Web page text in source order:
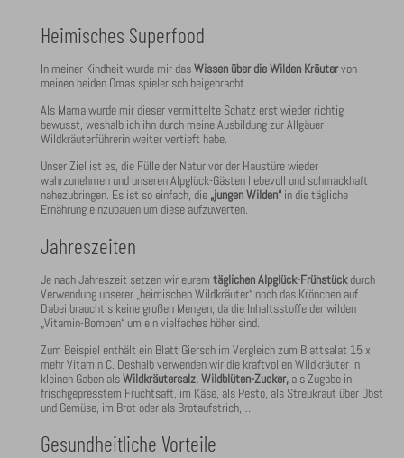
Heimisches Superfood
In meiner Kindheit wurde mir dasWissen über die Wilden Kräutervon
meinen beiden Omas spielerisch beigebracht.
Als Mama wurde mir dieser vermittelte Schatz erst wieder richtig
bewusst, weshalb ich ihn durch meine Ausbildung zur Allgäuer
Wildkräuterführerin weiter vertieft habe.
Unser Ziel ist es, die Fülle der Natur vor der Haustüre wieder
wahrzunehmen und unseren Alpglück-Gästen liebevoll und schmackhaft
nahezubringen. Es ist so einfach, die „jungen Wilden“ in die tägliche
Ernährung einzubauen um diese aufzuwerten.
Jahreszeiten
Je nach Jahreszeit setzen wir eurem täglichen Alpglück-Frühstückdurch
Verwendung unserer „heimischen Wildkräuter“ noch das Krönchen auf.
Dabei braucht’s keine großen Mengen, da die Inhaltsstoffe der wilden
„Vitamin-Bomben“ um ein vielfaches höher sind.
Zum Beispiel enthält ein Blatt Giersch im Vergleich zum Blattsalat 15 x
mehr Vitamin C. Deshalb verwenden wir die kraftvollen Wildkräuter in
kleinen Gaben alsWildkräutersalz, Wildblüten-Zucker, als Zugabe in
frischgepresstem Fruchtsaft, im Käse, als Pesto, als Streukraut über Obst
und Gemüse, im Brot oder als Brotaufstrich,…
Gesundheitliche Vorteile